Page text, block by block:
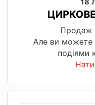
Продаж
Але ви можете
подіями